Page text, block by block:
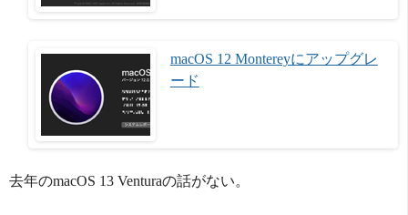
macOS 12 Montereyにアップグレ
ード
去年のmacOS 13 Venturaの話がない。